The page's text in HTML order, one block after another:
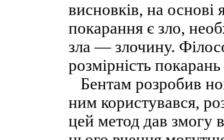
висновків, на
покарання є зло,
зла — злочину.
розмірність покарань
Бентам розробив
ним користувався,
цей метод дав змогу